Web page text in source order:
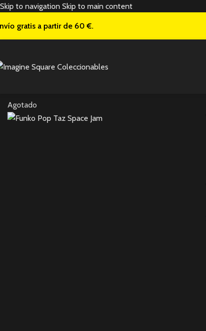
Skip to navigation Skip to main content
gratis a partir de 60 €.
Agotado